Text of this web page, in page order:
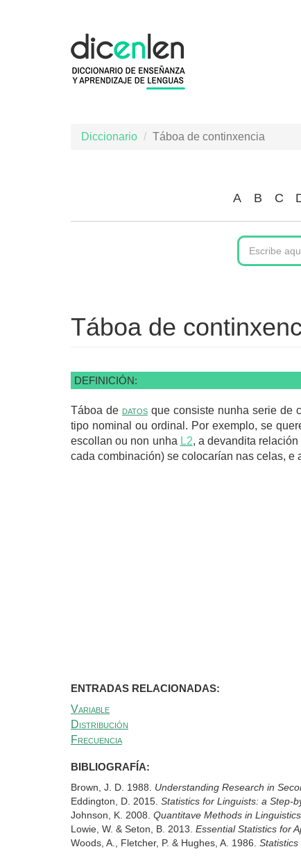
Diccionario Táboa de continxencia
A B C
Táboa de
DEFINICIÓN:
Táboa de datosque consiste nunha serie de
tipo nominal ou ordinal. Por exemplo, se
escollan ou non unha L2, a devandita
cada combinación) se colocarían nas celas, e
ENTRADAS RELACIONADAS:
Variable
Distribución
Frecuencia
BIBLIOGRAFÍA:
Brown, J. D. 1988. Understanding Research in
Eddington, D. 2015. Statistics for Linguists: a Step-
Johnson, K. 2008. Quantitave Methods in Linguistics
Lowie, W. & Seton, B. 2013. Essential Statistics for
Woods, A., Fletcher, P. & Hughes, A. 1986. Statistics